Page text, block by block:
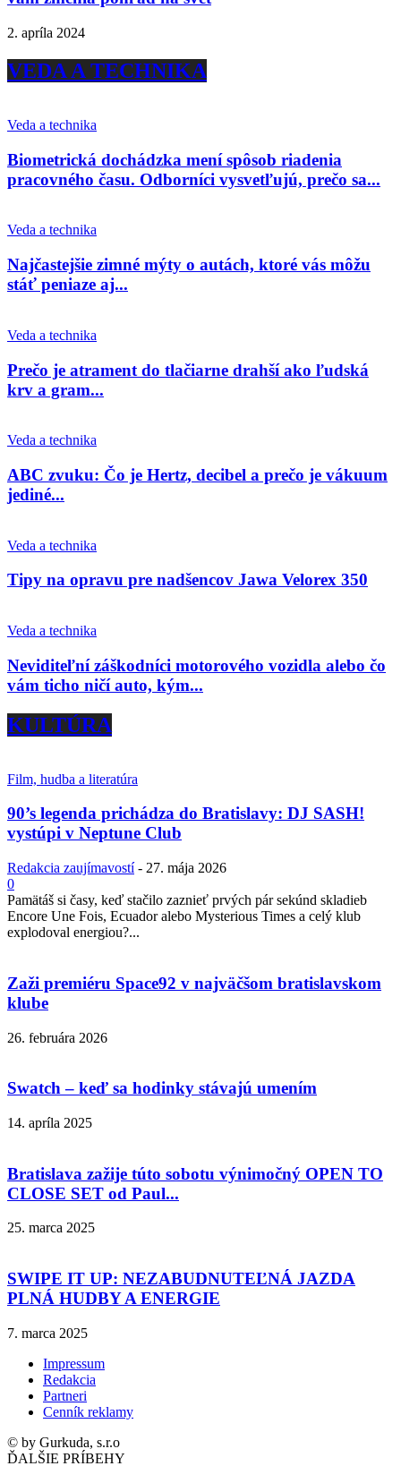
2. apríla 2024
VEDA A TECHNIKA
Veda a technika
Biometrická dochádzka mení spôsob riadenia
pracovného času. Odborníci vysvetľujú, prečo sa...
Veda a technika
Najčastejšie zimné mýty o autách, ktoré vás môžu
stáť peniaze aj...
Veda a technika
Prečo je atrament do tlačiarne drahší ako ľudská
krv a gram...
Veda a technika
ABC zvuku: Čo je Hertz, decibel a prečo je vákuum
jediné...
Veda a technika
Tipy na opravu pre nadšencov Jawa Velorex 350
Veda a technika
Neviditeľní záškodníci motorového vozidla alebo čo
vám ticho ničí auto, kým...
KULTÚRA
Film, hudba a literatúra
90’s legenda prichádza do Bratislavy: DJ SASH!
vystúpi v Neptune Club
Redakcia zaujímavostí - 27. mája 2026
0
Pamätáš si časy, keď stačilo zaznieť prvých pár sekúnd skladieb
Encore Une Fois, Ecuador alebo Mysterious Times a celý klub
explodoval energiou?...
Zaži premiéru Space92 v najväčšom bratislavskom
klube
26. februára 2026
Swatch – keď sa hodinky stávajú umením
14. apríla 2025
Bratislava zažije túto sobotu výnimočný OPEN TO
CLOSE SET od Paul...
25. marca 2025
SWIPE IT UP: NEZABUDNUTEĽNÁ JAZDA
PLNÁ HUDBY A ENERGIE
7. marca 2025
Impressum
Redakcia
Partneri
Cenník reklamy
© by Gurkuda, s.r.o
ĎALŠIE PRÍBEHY